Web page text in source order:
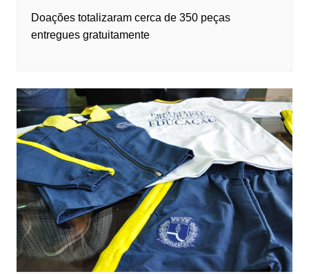
Doações totalizaram cerca de 350 peças
entregues gratuitamente